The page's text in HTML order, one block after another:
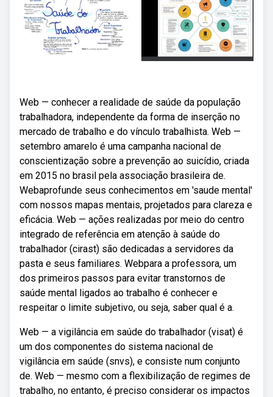
Web — conhecer a realidade de saúde da população
trabalhadora, independente da forma de inserção no
mercado de trabalho e do vínculo trabalhista. Web —
setembro amarelo é uma campanha nacional de
conscientização sobre a prevenção ao suicídio, criada
em 2015 no brasil pela associação brasileira de.
Webaprofunde seus conhecimentos em 'saude mental'
com nossos mapas mentais, projetados para clareza e
eficácia. Web — ações realizadas por meio do centro
integrado de referência em atenção à saúde do
trabalhador (cirast) são dedicadas a servidores da
pasta e seus familiares. Webpara a professora, um
dos primeiros passos para evitar transtornos de
saúde mental ligados ao trabalho é conhecer e
respeitar o limite subjetivo, ou seja, saber qual é a.
Web — a vigilância em saúde do trabalhador (visat) é
um dos componentes do sistema nacional de
vigilância em saúde (snvs), e consiste num conjunto
de. Web — mesmo com a flexibilização de regimes de
trabalho, no entanto, é preciso considerar os impactos